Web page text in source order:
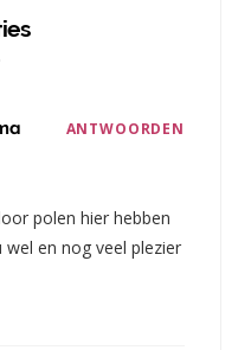
ANTWOORDEN
polen hier hebben
wel en nog veel plezier